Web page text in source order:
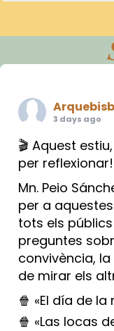
3 days ago
🎬 Aquest
per reflexionar!
Mn. Peio
per a
tots els
preguntes
convivència,
de mirar els
🍿 «El día de
🍿 «Las locas